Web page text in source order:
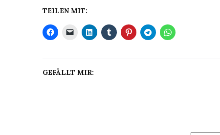
TEILEN MIT:
GEFÄLLT MIR: